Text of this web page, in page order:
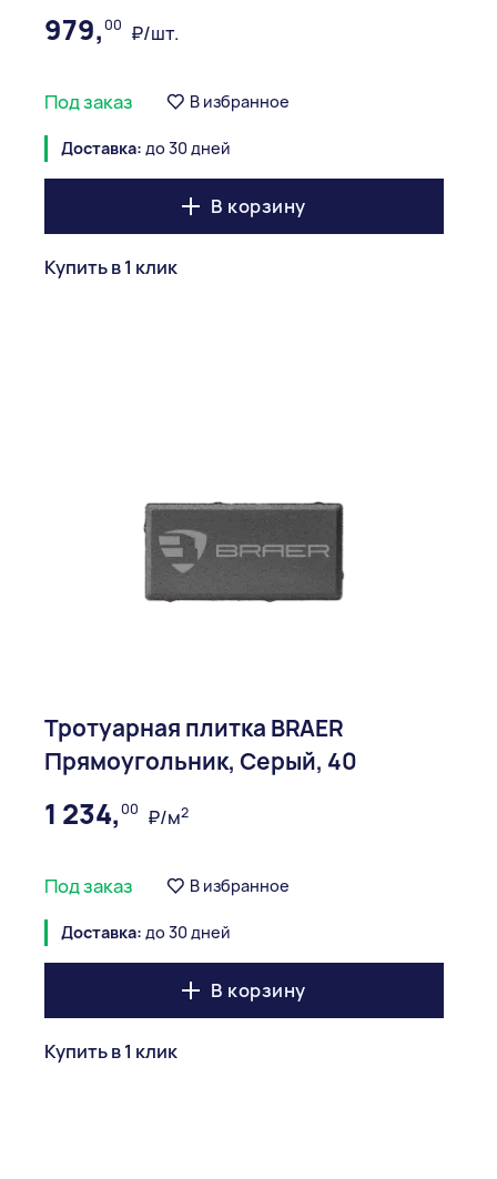
979,00 ₽/шт.
Под заказ В избранное
Доставка: до 30 дней
В корзину
Купить в 1 клик
Тротуарная плитка BRAER
Прямоугольник, Серый, 40
1 234,00 ₽/м2
Под заказ В избранное
Доставка: до 30 дней
В корзину
Купить в 1 клик